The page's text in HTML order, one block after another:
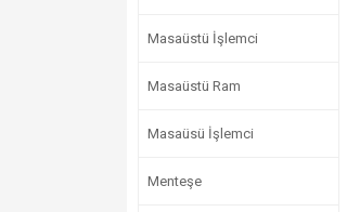
Masaüstü İşlemci
Masaüstü Ram
Masaüsü İşlemci
Menteşe